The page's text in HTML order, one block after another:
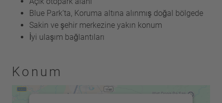
Blue Park’ta, Koruma altına alınmış doğal bölgede
Sakin ve şehir merkezine yakın konum
İyi ulaşım bağlantıları
Konum